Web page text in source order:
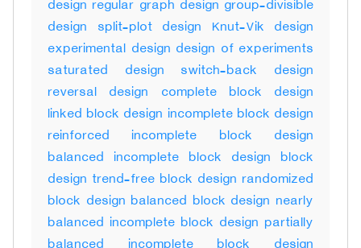
design regular graph design group-divisible
design split-plot design Knut-Vik design
experimental design design of experiments
saturated design switch-back design
reversal design complete block design
linked block design incomplete block design
reinforced incomplete block design
balanced incomplete block design block
design trend-free block design randomized
block design balanced block design nearly
balanced incomplete block design partially